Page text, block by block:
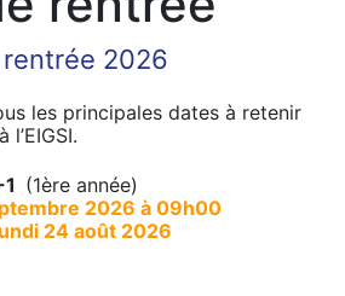
2026
les principales dates à retenir
(1ère année)
2026 à 09h00
24 août 2026